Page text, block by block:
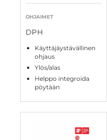
OHJAIMET
DPH
Käyttäjäystävällinen
ohjaus
Ylös/alas
Helppo integroida
pöytään